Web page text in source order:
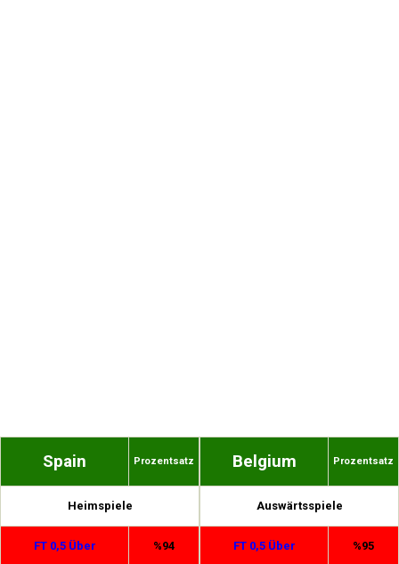
Spain Prozentsatz
Heimspiele
FT 0,5 Über %94
Belgium Prozentsatz
Auswärtsspiele
FT 0,5 Über %95